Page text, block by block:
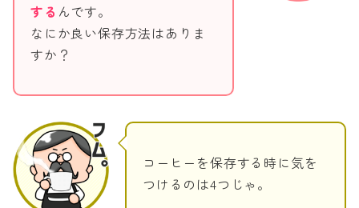
する んです。
なにか良い保存方法はありま
すか？
コーヒーを保存する時に気を
つけるのは4つじゃ。